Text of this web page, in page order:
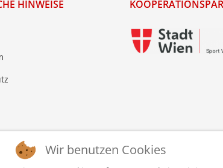
HINWEISE
- Wiener Tischtennis Verband. Gestaltet und
Wir benutzen Cookies